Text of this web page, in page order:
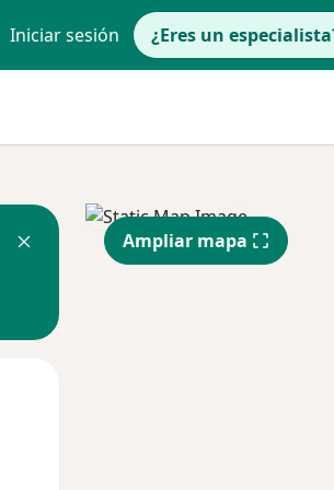
Iniciar sesión ¿Eres un
Ampliar mapa